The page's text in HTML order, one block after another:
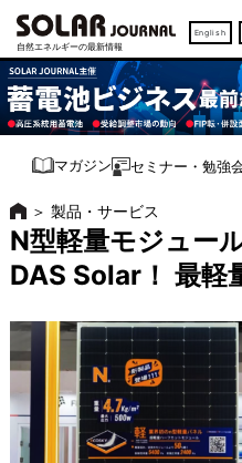
English
マガジン セミナー・勉強
＞ 製品・サービス
N型軽量モジュー
DAS Solar！ 最軽